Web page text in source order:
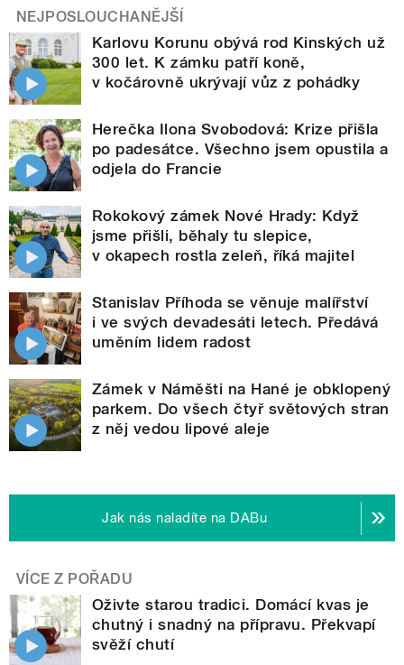
NEJPOSLOUCHANĚJŠÍ
Karlovu Korunu obývá rod Kinských už
300 let. K zámku patří koně,
v kočárovně ukrývají vůz z pohádky
Herečka Ilona Svobodová: Krize přišla
po padesátce. Všechno jsem opustila a
odjela do Francie
Rokokový zámek Nové Hrady: Když
jsme přišli, běhaly tu slepice,
v okapech rostla zeleň, říká majitel
Stanislav Příhoda se věnuje malířství
i ve svých devadesáti letech. Předává
uměním lidem radost
Zámek v Náměšti na Hané je obklopený
parkem. Do všech čtyř světových stran
z něj vedou lipové aleje
Jak nás naladíte na DABu
VÍCE Z POŘADU
Oživte starou tradici. Domácí kvas je
chutný i snadný na přípravu. Překvapí
svěží chutí